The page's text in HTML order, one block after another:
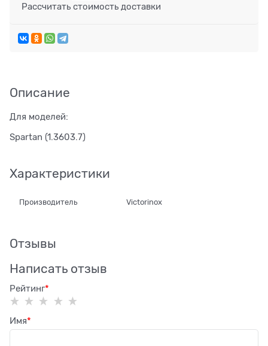
Рассчитать стоимость доставки
Описание
Для моделей:
Spartan (1.3603.7)
Характеристики
Производитель Victorinox
Отзывы
Написать отзыв
Рейтинг
Имя